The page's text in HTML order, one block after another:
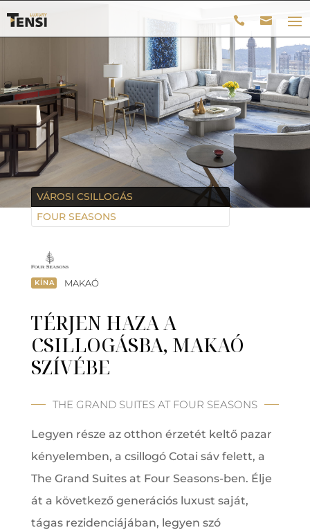
VÁROSI CSILLOGÁS
FOUR SEASONS
KÍNA MAKAÓ
TÉRJEN HAZA A
CSILLOGÁSBA, MAKAÓ
SZÍVÉBE
THE GRAND SUITES AT FOUR SEASONS
Legyen része az otthon érzetét keltő pazar
kényelemben, a csillogó Cotai sáv felett, a
The Grand Suites at Four Seasons-ben. Élje
át a következő generációs luxust saját,
tágas rezidenciájában, legyen szó